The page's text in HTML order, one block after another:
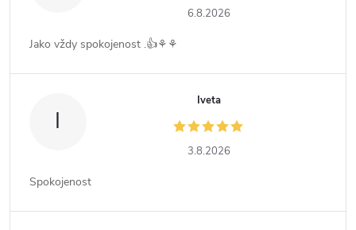
6.8.2026
Jako vždy spokojenost .👍⚘️⚘️
I
Iveta
3.8.2026
Spokojenost